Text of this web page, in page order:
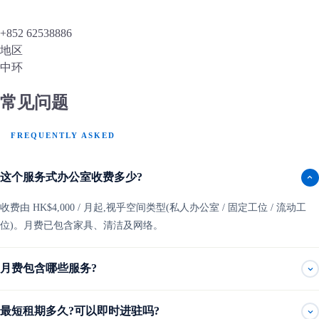
+852 62538886
地区
中环
常见问题
FREQUENTLY ASKED
这个服务式办公室收费多少?
收费由 HK$4,000 / 月起,视乎空间类型(私人办公室 / 固定工位 / 流动工
位)。月费已包含家具、清洁及网络。
月费包含哪些服务?
最短租期多久?可以即时进驻吗?